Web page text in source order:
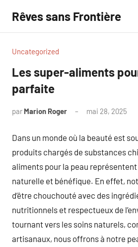
contenu
Rêves sans Frontière
Uncategorized
Les super-aliments
parfaite
par Marion Roger mai 28, 2025
Dans un monde où la beauté est
produits chargés de substances
aliments pour la peau
naturelle et bénéfique. En effet,
d’être chouchouté avec des
nutritionnels et respectueux de
tournant vers les soins naturels,
artisanaux, nous offrons à notre